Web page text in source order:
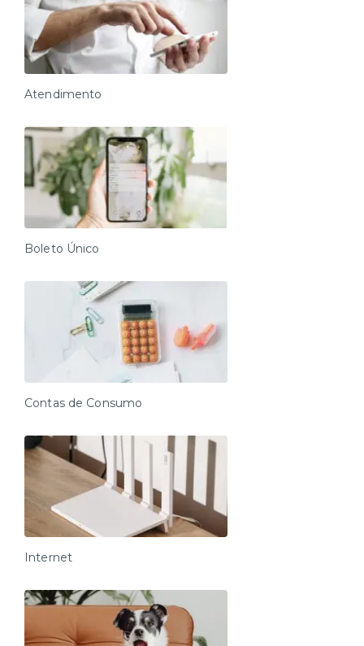
Atendimento
Boleto Único
Contas de Consumo
Internet